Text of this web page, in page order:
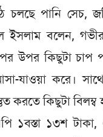
চলছে পানি সেচ,
ইসলাম বলেন,
উপর কিছুটা চাপ
যাওয়া করে।
করতে কিছুটা বিলম্ব
১বস্তা ১৩শ টাকা,